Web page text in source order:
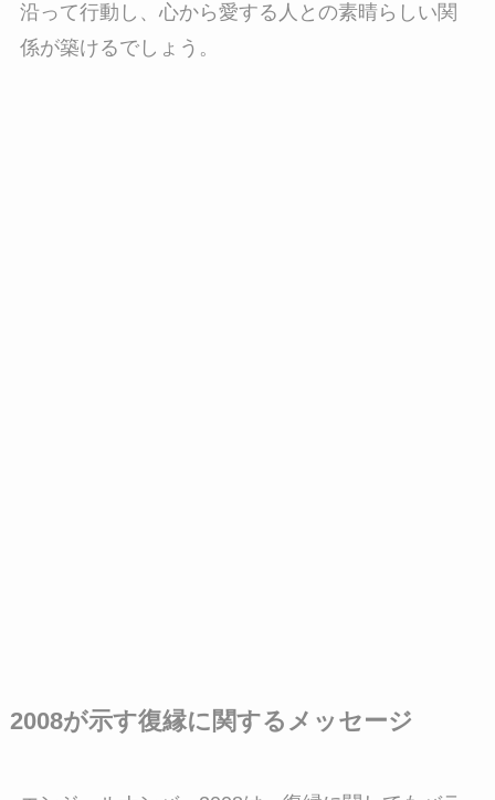
沿って行動し、心から愛する人との素晴らしい関
係が築けるでしょう。
2008が示す復縁に関するメッセージ